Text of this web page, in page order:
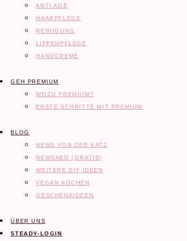
ANTI AGE
HAARPFLEGE
REINIGUNG
LIPPENPFLEGE
HANDCREME
GEH PREMIUM
WOZU PREMIUM?
ERSTE SCHRITTE MIT PREMIUM
BLOG
NEWS VON DER KATZ
NEWSABO (GRATIS)
WEITERE DIY IDEEN
VEGAN KOCHEN
GESCHENKIDEEN
ÜBER UNS
STEADY-LOGIN